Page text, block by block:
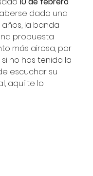
dado una
la banda
propuesta
más airosa, por
si no has tenido la
escuchar su
aquí te lo